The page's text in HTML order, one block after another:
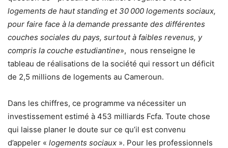
logements de haut standing et 30 000 logements sociaux,
pour faire face à la demande pressante des différentes
couches sociales du pays, surtout à faibles revenus, y
compris la couche estudiantine», nous renseigne le
tableau de réalisations de la société qui ressort un déficit
de 2,5 millions de logements au Cameroun.
Dans les chiffres, ce programme va nécessiter un
investissement estimé à 453 milliards Fcfa. Toute chose
qui laisse planer le doute sur ce qu’il est convenu
d’appeler « logements sociaux ». Pour les professionnels